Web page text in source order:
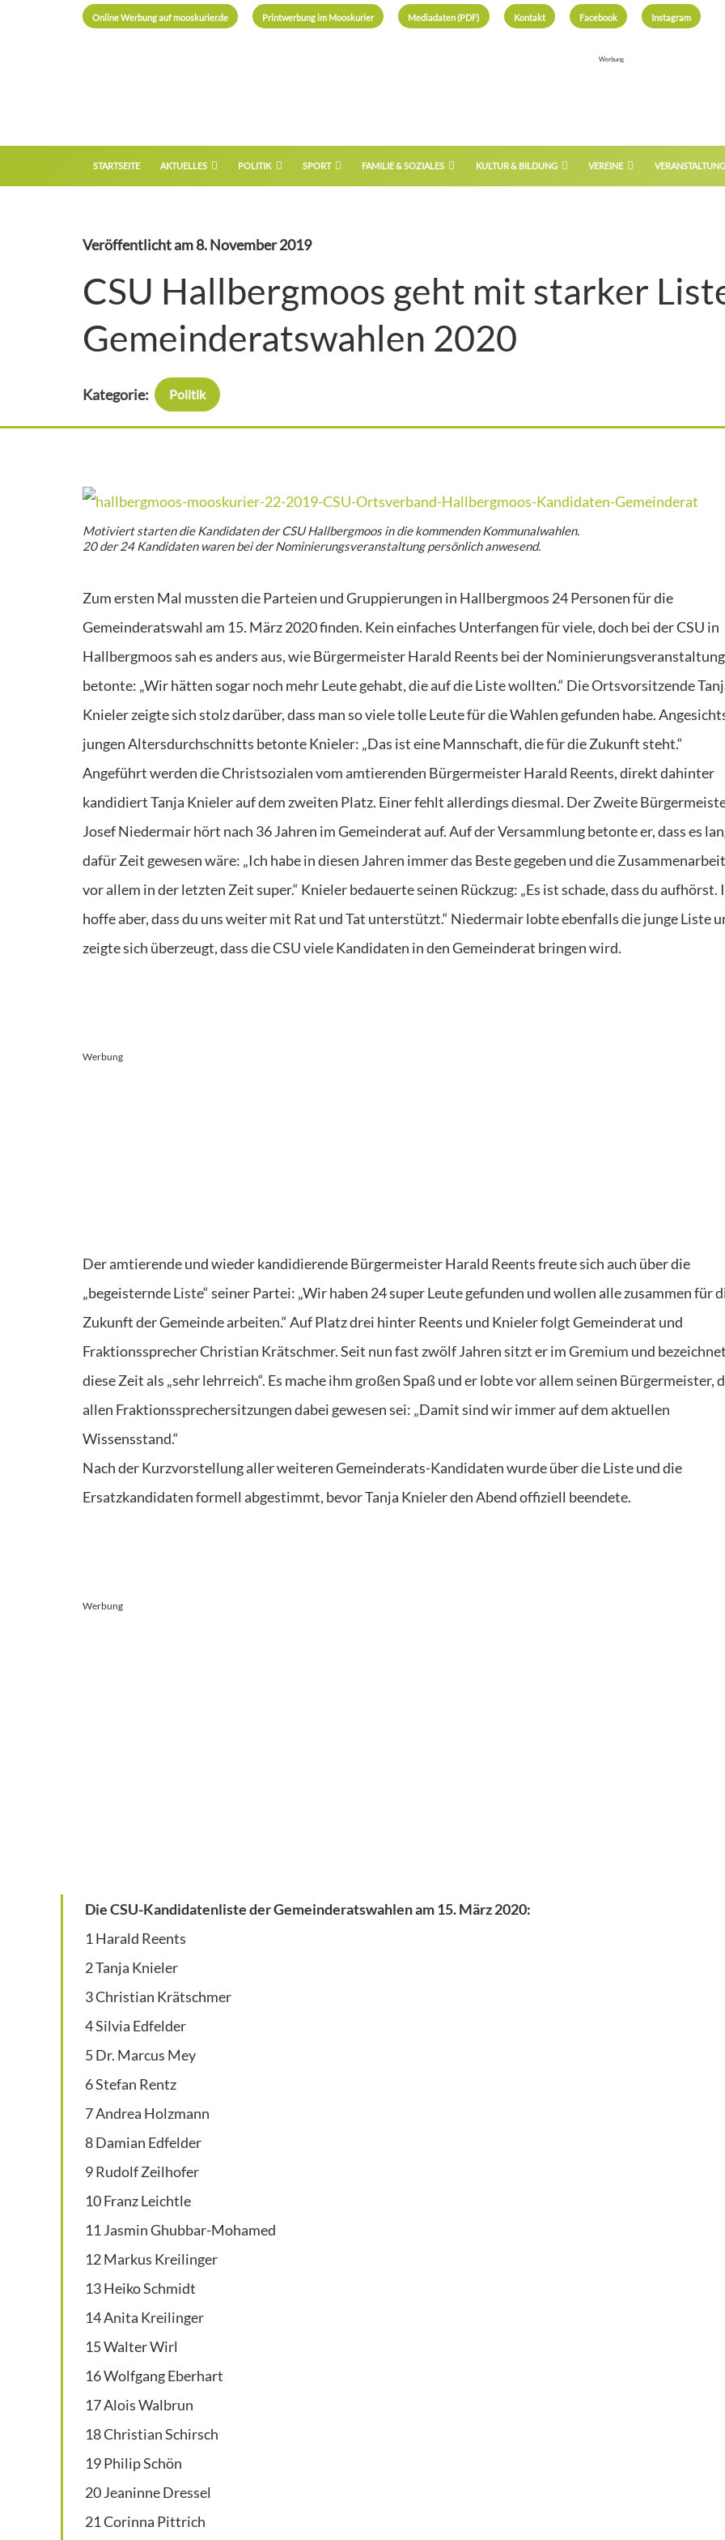
Online Werbung auf mooskurier.de Printwerbung im Mooskurier Mediadaten (PDF) Kontakt Facebook Instagram
Werbung
STARTSEITE AKTUELLES POLITIK SPORT FAMILIE & SOZIALES KULTUR & BILDUNG VEREINE
Veröffentlicht am8. November 2019
CSU Hallbergmoos geht mit starker
Gemeinderatswahlen 2020
Kategorie: Politik
Motiviert starten die Kandidaten der CSU Hallbergmoos in die kommenden Kommunalwahlen.
20 der 24 Kandidaten waren bei der Nominierungsveranstaltung persönlich anwesend.
Zum ersten Mal mussten die Parteien und Gruppierungen in Hallbergmoos 24 Personen für die
Gemeinderatswahl am 15. März 2020 finden. Kein einfaches Unterfangen für viele, doch bei der CSU in
Hallbergmoos sah es anders aus, wie Bürgermeister Harald Reents bei der Nominierungsveranstaltung
betonte: „Wir hätten sogar noch mehr Leute gehabt, die auf die Liste wollten.“ Die Ortsvorsitzende
Knieler zeigte sich stolz darüber, dass man so viele tolle Leute für die Wahlen gefunden habe.
jungen Altersdurchschnitts betonte Knieler: „Das ist eine Mannschaft, die für die Zukunft steht.“
Angeführt werden die Christsozialen vom amtierenden Bürgermeister Harald Reents, direkt dahinter
kandidiert Tanja Knieler auf dem zweiten Platz. Einer fehlt allerdings diesmal. Der Zweite
Josef Niedermair hört nach 36 Jahren im Gemeinderat auf. Auf der Versammlung betonte er, dass es
dafür Zeit gewesen wäre: „Ich habe in diesen Jahren immer das Beste gegeben und die
vor allem in der letzten Zeit super.“ Knieler bedauerte seinen Rückzug: „Es ist schade, dass du aufhörst.
hoffe aber, dass du uns weiter mit Rat und Tat unterstützt.“ Niedermair lobte ebenfalls die junge Liste
zeigte sich überzeugt, dass die CSU viele Kandidaten in den Gemeinderat bringen wird.
Werbung
Der amtierende und wieder kandidierende Bürgermeister Harald Reents freute sich auch über die
„begeisternde Liste“ seiner Partei: „Wir haben 24 super Leute gefunden und wollen alle zusammen für
Zukunft der Gemeinde arbeiten.“ Auf Platz drei hinter Reents und Knieler folgt Gemeinderat und
Fraktionssprecher Christian Krätschmer. Seit nun fast zwölf Jahren sitzt er im Gremium und
diese Zeit als „sehr lehrreich“. Es mache ihm großen Spaß und er lobte vor allem seinen Bürgermeister,
allen Fraktionssprechersitzungen dabei gewesen sei: „Damit sind wir immer auf dem aktuellen
Wissensstand.“
Nach der Kurzvorstellung aller weiteren Gemeinderats-Kandidaten wurde über die Liste und die
Ersatzkandidaten formell abgestimmt, bevor Tanja Knieler den Abend offiziell beendete.
Werbung
Die CSU-Kandidatenliste der Gemeinderatswahlen am 15. März 2020:
1 Harald Reents
2 Tanja Knieler
3 Christian Krätschmer
4 Silvia Edfelder
5 Dr. Marcus Mey
6 Stefan Rentz
7 Andrea Holzmann
8 Damian Edfelder
9 Rudolf Zeilhofer
10 Franz Leichtle
11 Jasmin Ghubbar-Mohamed
12 Markus Kreilinger
13 Heiko Schmidt
14 Anita Kreilinger
15 Walter Wirl
16 Wolfgang Eberhart
17 Alois Walbrun
18 Christian Schirsch
19 Philip Schön
20 Jeaninne Dressel
21 Corinna Pittrich